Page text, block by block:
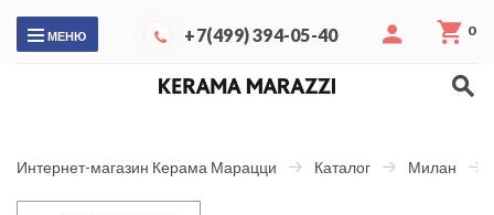
МЕНЮ +7(499) 394-05-40 0
Интернет-магазин Керама Марацци Каталог Милан